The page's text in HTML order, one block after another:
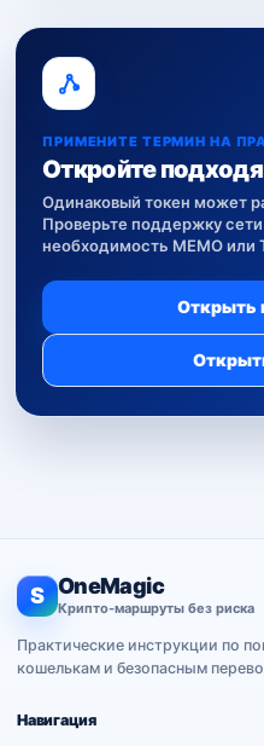
ПРИМЕНИТЕ ТЕРМИН НА
Откройте
Одинаковый токен может
Проверьте поддержку
необходимость MEMO или
Открыть
S OneMagic
Крипто-маршруты без риска
Практические инструкции по
кошелькам и безопасным
Навигация